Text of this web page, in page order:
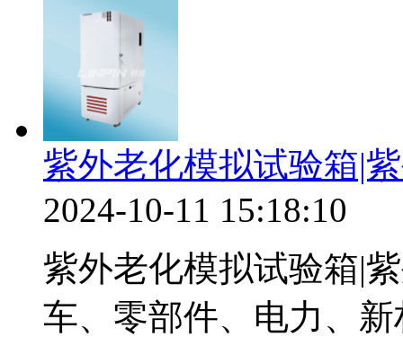
紫外老化模拟试验箱|
2024-10-11 15:18:10
紫外老化模拟试验箱|
车、零部件、电力、